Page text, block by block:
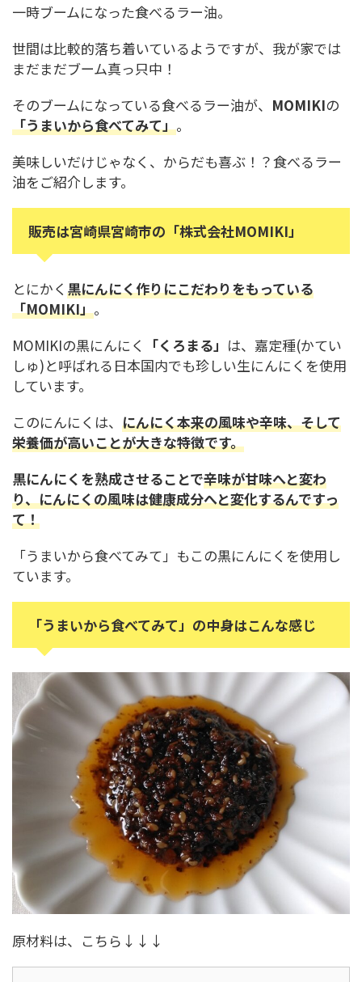
一時ブームになった食べるラー油。
世間は比較的落ち着いているようですが、我が家では
まだまだブーム真っ只中！
そのブームになっている食べるラー油が、 MOMIKIの
「うまいから食べてみて」。
美味しいだけじゃなく、からだも喜ぶ！？食べるラー
油をご紹介します。
販売は宮崎県宮崎市の「株式会社MOMIKI」
とにかく 黒にんにく作りにこだわりをもっている
「MOMIKI」。
MOMIKIの黒にんにく
「くろまる」 は、嘉定種(かてい
しゅ)と呼ばれる日本国内でも珍しい生にんにくを使用
しています。
このにんにくは、 にんにく本来の風味や辛味、そして
栄養価が高いことが大きな特徴です。
黒にんにくを熟成させることで辛味が甘味へと変わ
り、にんにくの風味は健康成分へと変化するんですっ
て！
「うまいから食べてみて」もこの黒にんにくを使用し
ています。
「うまいから食べてみて」の中身はこんな感じ
原材料は、こちら↓↓↓